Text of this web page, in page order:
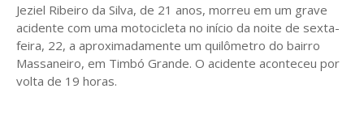
Jeziel Ribeiro da Silva, de 21 anos, morreu em um grave
acidente com uma motocicleta no início da noite de sexta-
feira, 22, a aproximadamente um quilômetro do bairro
Massaneiro, em Timbó Grande. O acidente aconteceu por
volta de 19 horas.